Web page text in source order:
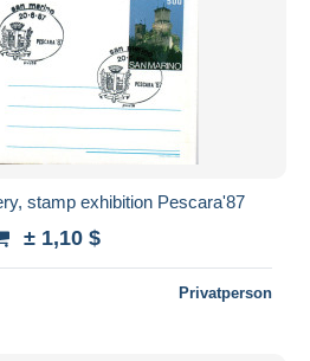
stamp exhibition Pescara'87
± 1,10 $
Privatperson